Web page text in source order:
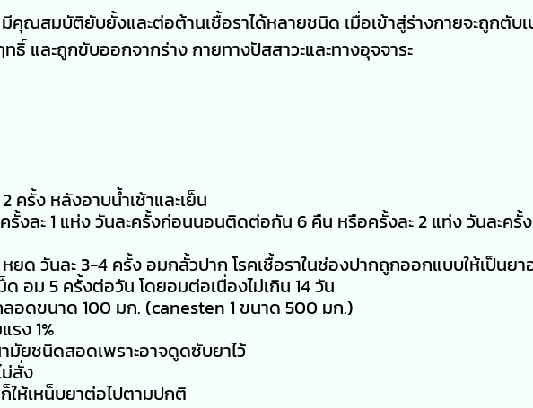
คุณสมบัติยับยั้งและต่อต้านเชื้อราได้หลายชนิด เมื่อเข้าสู่ร่างกายจะถูกตับ
ธิ์ และถูกขับออกจากร่าง กายทางปัสสาวะและทางอุจจาระ
ครั้ง หลังอาบน้ำเช้าและเย็น
งละ 1 แห่ง วันละครั้งก่อนนอนติดต่อกัน 6 คืน หรือครั้งละ 2 แท่ง วันละครั้
ยด วันละ 3-4 ครั้ง อมกลั้วปาก โรคเชื้อราในช่องปากถูกออกแบบให้เป็นย
อม 5 ครั้งต่อวัน โดยอมต่อเนื่องไม่เกิน 14 วัน
อดขนาด 100 มก. (canesten 1 ขนาด 500 มก.)
รง 1%
มัยชนิดสอดเพราะอาจดูดซับยาไว้
สั่ง
ให้เหน็บยาต่อไปตามปกติ